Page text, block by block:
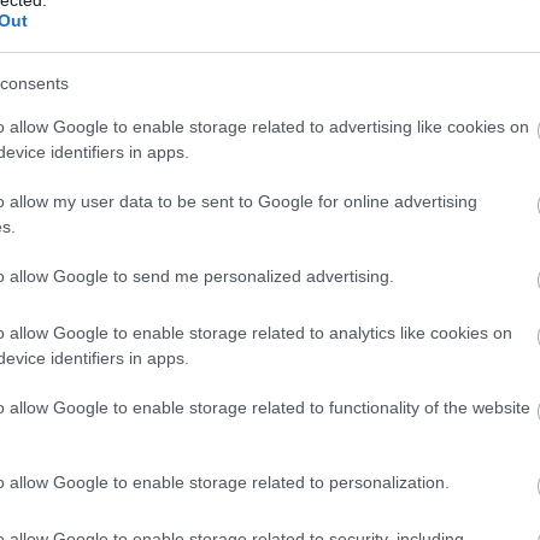
allow Google to enable storage related to advertising like cookies on
identifiers in apps.
allow my user data to be sent to Google for online advertising
allow Google to send me personalized advertising.
allow Google to enable storage related to analytics like cookies on
identifiers in apps.
allow Google to enable storage related to functionality of the website
allow Google to enable storage related to personalization.
sorozat esténként látható az RTL Klubon. A
éjjelre szorulásával (majd egy kábeladóra
a tévécsatorna főműsoridejéből. Az előző
sikerével, a Doktor Murphyvel azonban visszatér
A sorozat premierje július 19-én, csütörtökön
majd látható az első, tizennyolc epizódos évad. A
ismertté váló Freddie Highmore
M4